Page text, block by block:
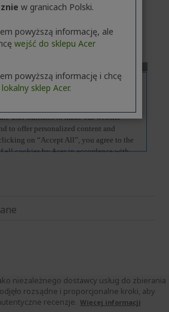
zakładka„Cechy”zawiera ogólne
Aby poznać dokładną
wybranego modelu,kliknij
.
niezależnego dostawcy usług do zbierania
rozsądne i proporcjonalne kroki, aby
recenzje. Więcej informacji
w granicach Polski.
powyższą informację, ale
wejść do sklepu Acer
powyższą informację i chcę
lokalny sklep Acer.